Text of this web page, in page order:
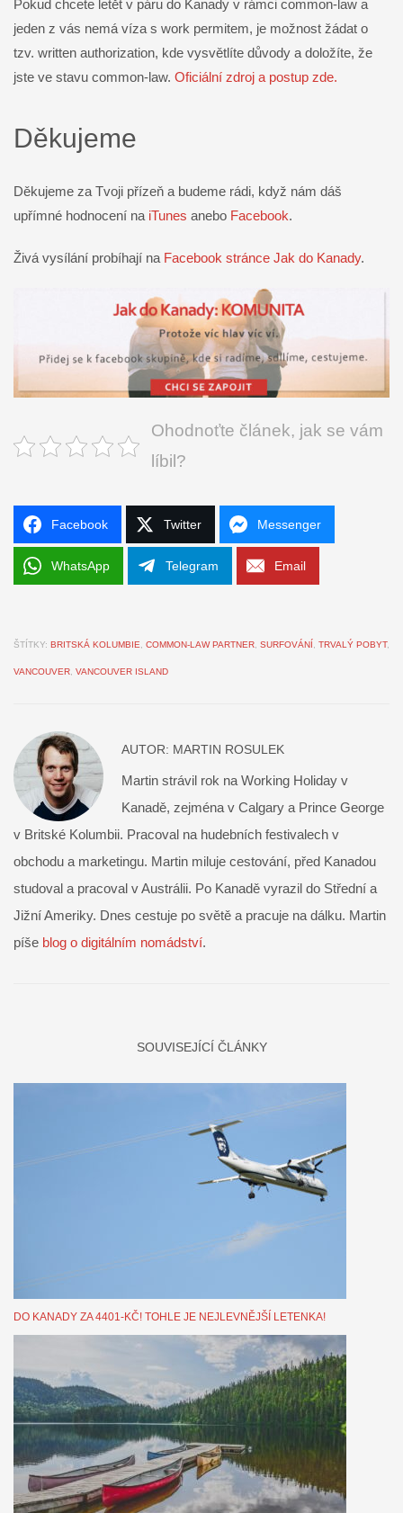
Pokud chcete letět v páru do Kanady v rámci common-law a
jeden z vás nemá víza s work permitem, je možnost žádat o
tzv. written authorization, kde vysvětlíte důvody a doložíte, že
jste ve stavu common-law. Oficiální zdroj a postup zde.
Děkujeme
Děkujeme za Tvoji přízeň a budeme rádi, když nám dáš
upřímné hodnocení na iTunes anebo Facebook.
Živá vysílání probíhají na Facebook stránce Jak do Kanady.
Ohodnoťte článek, jak se vám
líbil?
Facebook Twitter Messenger
WhatsApp Telegram Email
ŠTÍTKY: BRITSKÁ KOLUMBIE COMMON-LAW PARTNER SURFOVÁNÍ TRVALÝ POBYT,
VANCOUVER VANCOUVER ISLAND
AUTOR: MARTIN ROSULEK
Martin strávil rok na Working Holiday v
Kanadě, zejména v Calgary a Prince George
v Britské Kolumbii. Pracoval na hudebních festivalech v
obchodu a marketingu. Martin miluje cestování, před Kanadou
studoval a pracoval v Austrálii. Po Kanadě vyrazil do Střední a
Jižní Ameriky. Dnes cestuje po světě a pracuje na dálku. Martin
píše blog o digitálním nomádství.
SOUVISEJÍCÍ ČLÁNKY
DO KANADY ZA 4401-KČ! TOHLE JE NEJLEVNĚJŠÍ LETENKA!